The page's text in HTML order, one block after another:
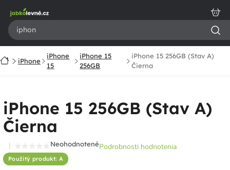
obsah
DomoviPhone
iPhone
15
iPhone 15
256GB
iPhone 15 256GB (Stav A)
Čierna
iPhone 15 256GB (Stav A)
Čierna
Použitý produkt: A
Priemerné
hodnotenie
NeohodnotenéPodrobnosti hodnotenia